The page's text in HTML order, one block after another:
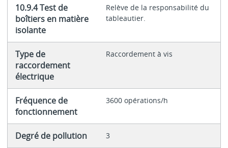
10.9.4 Test de
boîtiers en matière
isolante
Relève de la responsabilité du
tableautier.
Type de
raccordement
électrique
Raccordement à vis
Fréquence de
fonctionnement
3600 opérations/h
Degré de pollution 3